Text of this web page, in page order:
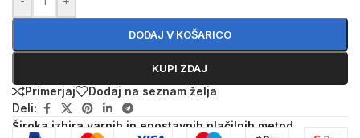
DODAJ V KOŠARICO
KUPI ZDAJ
Primerjaj
Dodaj na seznam želja
Deli:
Široka izbira varnih in enostavnih plačilnih metod